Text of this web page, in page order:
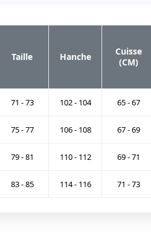
Taille Hanche
Cuisse
(CM)
71 - 73 102 - 104 65 - 67
75 - 77 106 - 108 67 - 69
79 - 81 110 - 112 69 - 71
83 - 85 114 - 116 71 - 73